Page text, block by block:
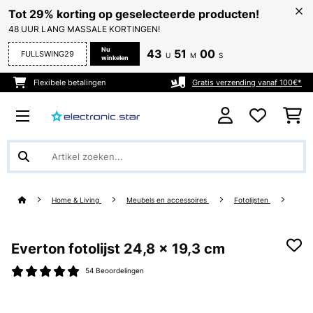
Tot 29% korting op geselecteerde producten!
48 UUR LANG MASSALE KORTINGEN!
FULLSWING29
Nu
winkelen
43 U 51 M 00 S
Flexibele betalingen Gratis verzending vanaf 100€*
Home & Living Meubels en accessoires Fotolijsten
Everton fotolijst 24,8 x 19,3 cm
54 Beoordelingen